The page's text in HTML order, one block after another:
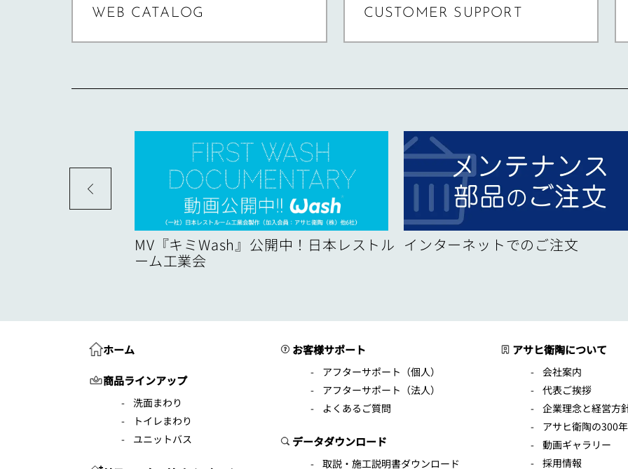
WEB CATALOG CUSTOMER SUPPORT
MV『キミWash』公開中！日本レストル
ーム工業会
インターネットでのご注文
ホーム
商品ラインアップ
洗面まわり
トイレまわり
ユニットバス
お客様サポート
アフターサポート（個人）
アフターサポート（法人）
よくあるご質問
データダウンロード
取説・施工説明書ダウンロード
アサヒ衛陶について
会社案内
代表ご挨拶
企業理念と経営方
アサヒ衛陶の300
動画ギャラリー
採用情報